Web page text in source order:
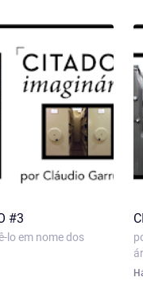
#3
lo em nome dos